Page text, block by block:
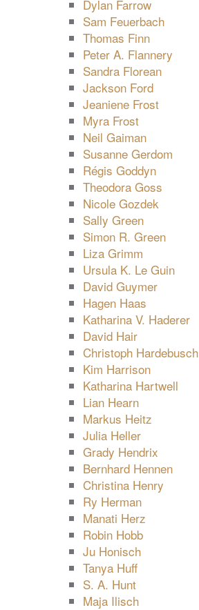
Dylan Farrow
Sam Feuerbach
Thomas Finn
Peter A. Flannery
Sandra Florean
Jackson Ford
Jeaniene Frost
Myra Frost
Neil Gaiman
Susanne Gerdom
Régis Goddyn
Theodora Goss
Nicole Gozdek
Sally Green
Simon R. Green
Liza Grimm
Ursula K. Le Guin
David Guymer
Hagen Haas
Katharina V. Haderer
David Hair
Christoph Hardebusch
Kim Harrison
Katharina Hartwell
Lian Hearn
Markus Heitz
Julia Heller
Grady Hendrix
Bernhard Hennen
Christina Henry
Ry Herman
Manati Herz
Robin Hobb
Ju Honisch
Tanya Huff
S. A. Hunt
Maja Ilisch